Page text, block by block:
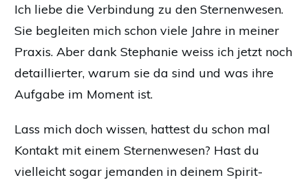
Ich liebe die Verbindung zu den Sternenwesen.
Sie begleiten mich schon viele Jahre in meiner
Praxis. Aber dank Stephanie weiss ich jetzt noch
detaillierter, warum sie da sind und was ihre
Aufgabe im Moment ist.
Lass mich doch wissen, hattest du schon mal
Kontakt mit einem Sternenwesen? Hast du
vielleicht sogar jemanden in deinem Spirit-